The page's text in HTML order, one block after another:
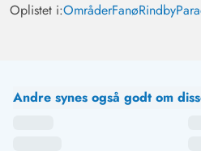
Oplistet i:OmråderFanøRindby
Andre synes også godt om